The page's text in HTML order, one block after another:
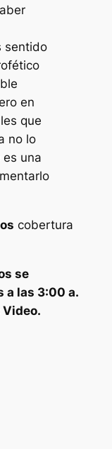
sentido
en
que
no lo
una
cobertura
se
a las 3:00 a.
Video.